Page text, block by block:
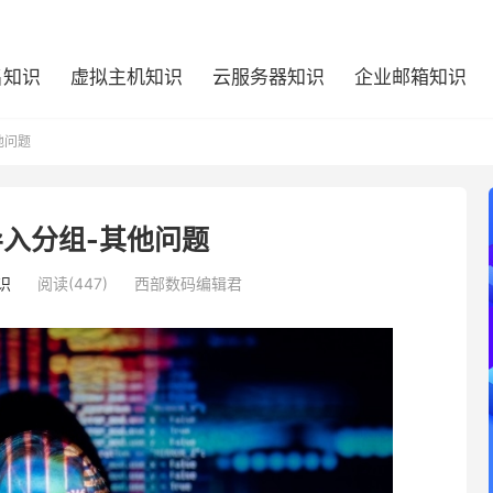
识 虚拟主机知识 云服务器知识 企业邮箱知识
问题
分组-其他问题
阅读(447) 西部数码编辑君